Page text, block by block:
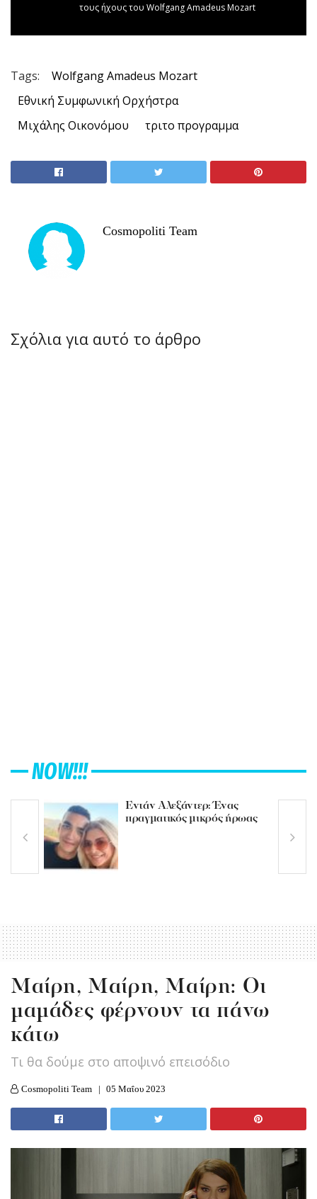
τους ήχους του Wolfgang Amadeus Mozart
Tags:
Wolfgang Amadeus Mozart
Εθνική Συμφωνική Ορχήστρα
Μιχάλης Οικονόμου
τριτο προγραμμα
Cosmopoliti Team
Σχόλια για αυτό το άρθρο
NOW!!!
Εντάν Αλεξάντερ: Ένας
πραγματικός μικρός ήρωας
Μαίρη, Μαίρη, Μαίρη: Οι
μαμάδες φέρνουν τα πάνω
κάτω
Tι θα δούμε στο αποψινό επεισόδιο
Cosmopoliti Team 05 Μαΐου 2023